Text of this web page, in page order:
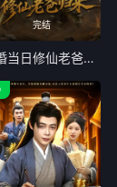
完结
大婚当日修仙老爸归来